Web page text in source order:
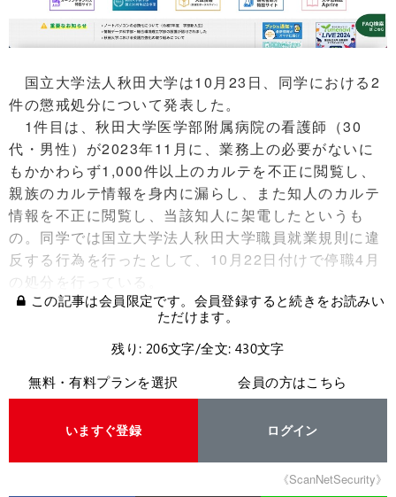
国立大学法人秋田大学は10月23日、同学における2
件の懲戒処分について発表した。
1件目は、秋田大学医学部附属病院の看護師（30
代・男性）が2023年11月に、業務上の必要がないに
もかかわらず1,000件以上のカルテを不正に閲覧し、
親族のカルテ情報を身内に漏らし、また知人のカルテ
情報を不正に閲覧し、当該知人に架電したというも
の。同学では国立大学法人秋田大学職員就業規則に違
反する行為を行ったとして、10月22日付けで停職4月
の処分を行っている。
この記事は会員限定です。会員登録すると続きをお読みい
ただけます。
残り: 206文字/全文: 430文字
無料・有料プランを選択
いますぐ登録
会員の方はこちら
ログイン
《ScanNetSecurity》